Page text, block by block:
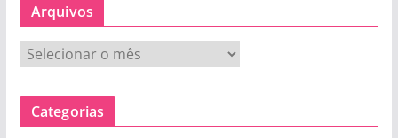
Arquivos
q
Categorias